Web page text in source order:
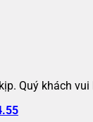
Quý khách